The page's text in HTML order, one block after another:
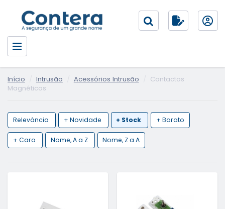
Início Intrusão Acessórios Intrusão
Contactos
Magnéticos
Relevância + Novidade + Stock + Barato
+ Caro Nome, A a Z Nome, Z a A